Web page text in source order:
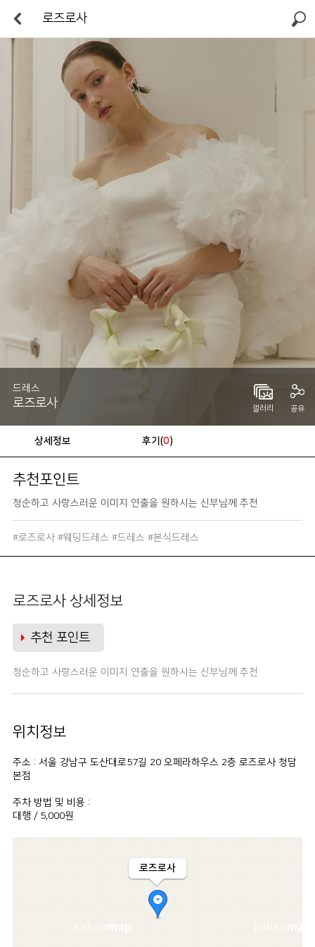
로즈로사 검색
드레스
로즈로사 갤러리 공유
상세정보 후기(0)
추천포인트
청순하고 사랑스러운 이미지 연출을 원하시는 신부님께 추천
#로즈로사 #웨딩드레스 #드레스 #본식드레스
로즈로사 상세정보
추천 포인트
청순하고 사랑스러운 이미지 연출을 원하시는 신부님께 추천
위치정보
주소 : 서울 강남구 도산대로57길 20 오페라하우스 2층 로즈로사 청담
본점
주차 방법 및 비용 :
대행 / 5,000원
로즈로사